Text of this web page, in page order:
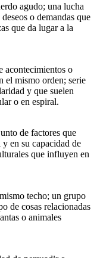
agudo; una lucha
o demandas que
que da lugar a la
acontecimientos o
el mismo orden; serie
y que suelen
o en espiral.
de factores que
en su capacidad de
que influyen en
techo; un grupo
de cosas relacionadas
o animales